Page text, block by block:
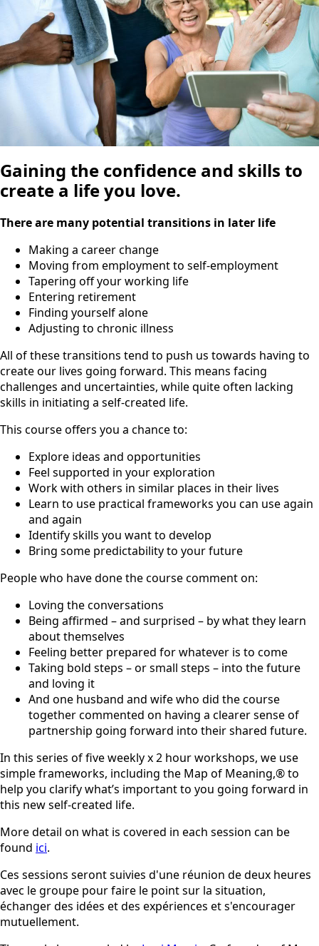
Gaining the confidence and skills to
create a life you love.
There are many potential transitions in later life
Making a career change
Moving from employment to self-employment
Tapering off your working life
Entering retirement
Finding yourself alone
Adjusting to chronic illness
All of these transitions tend to push us towards having to
create our lives going forward. This means facing
challenges and uncertainties, while quite often lacking
skills in initiating a self-created life.
This course offers you a chance to:
Explore ideas and opportunities
Feel supported in your exploration
Work with others in similar places in their lives
Learn to use practical frameworks you can use again
and again
Identify skills you want to develop
Bring some predictability to your future
People who have done the course comment on:
Loving the conversations
Being affirmed – and surprised – by what they learn
about themselves
Feeling better prepared for whatever is to come
Taking bold steps – or small steps – into the future
and loving it
And one husband and wife who did the course
together commented on having a clearer sense of
partnership going forward into their shared future.
In this series of five weekly x 2 hour workshops, we use
simple frameworks, including the Map of Meaning,® to
help you clarify what’s important to you going forward in
this new self-created life.
More detail on what is covered in each session can be
found ici.
Ces sessions seront suivies d'une réunion de deux heures
avec le groupe pour faire le point sur la situation,
échanger des idées et des expériences et s'encourager
mutuellement.